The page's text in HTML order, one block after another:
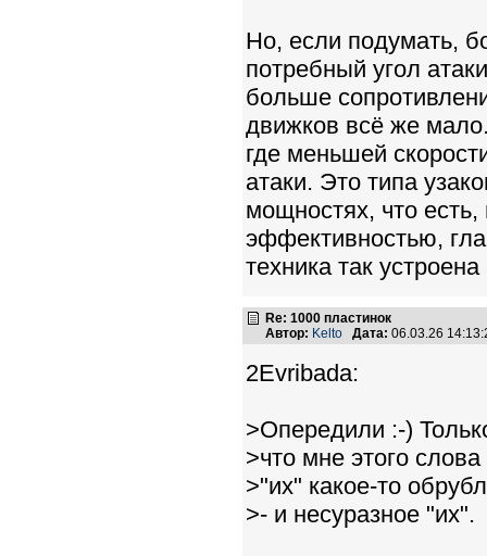
Но, если подумать,
потребный угол
больше
движков всё же
где меньшей
атаки. Это типа
мощностях, что есть,
эффективностью,
техника так
Re: 1000 пластинок
Автор: Kelto Дата: 06.03.26
2Evribada:
>Опередили :-)
>что мне этого
>"их" какое-то
>- и несуразное "их".